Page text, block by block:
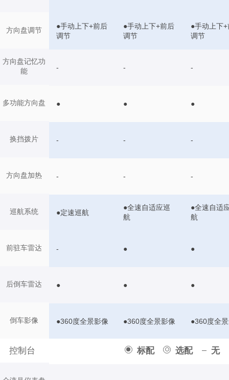
方向盘调节
方向盘记忆功
能
多功能方向盘
换挡拨片
方向盘加热
巡航系统
前驻车雷达
后倒车雷达
倒车影像
控制台 标配 选配 无
●手动上下+前后
调节
●手动上下+前后
调节
●手动上下
调节
- - -
● ● ●
- - -
- - -
●定速巡航
●全速自适应巡
航
●全速自适
航
- ● ●
● ● ●
●360度全景影像 ●360度全景影像 ●360度全